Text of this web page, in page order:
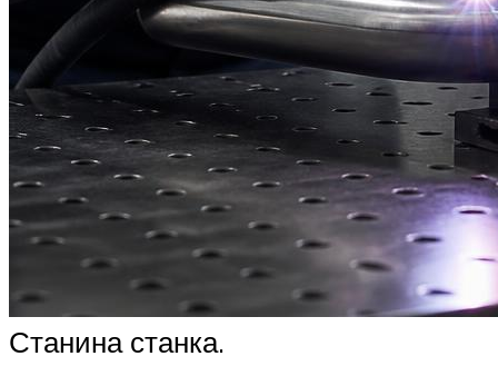
Станина станка.